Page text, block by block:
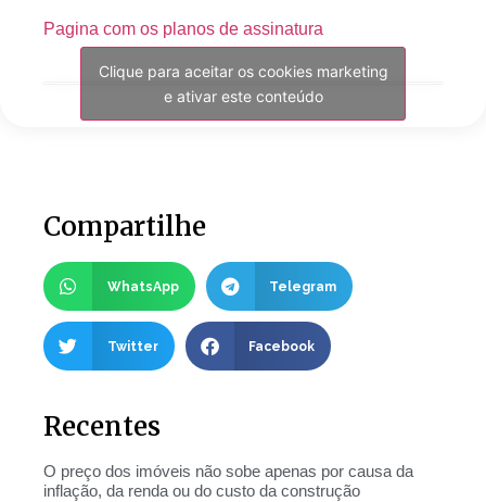
Pagina com os planos de assinatura
Clique para aceitar os cookies marketing
e ativar este conteúdo
Compartilhe
WhatsApp Telegram
Twitter Facebook
Recentes
O preço dos imóveis não sobe apenas por causa da
inflação, da renda ou do custo da construção